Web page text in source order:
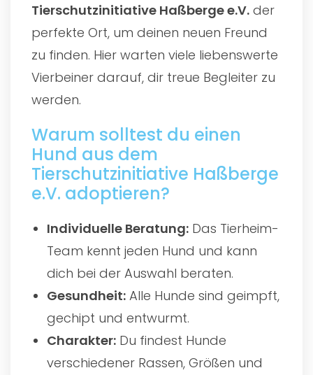
Tierschutzinitiative Haßberge e.V. der
perfekte Ort, um deinen neuen Freund
zu finden. Hier warten viele liebenswerte
Vierbeiner darauf, dir treue Begleiter zu
werden.
Warum solltest du einen
Hund aus dem
Tierschutzinitiative Haßberge
e.V. adoptieren?
Individuelle Beratung: Das Tierheim-
Team kennt jeden Hund und kann
dich bei der Auswahl beraten.
Gesundheit: Alle Hunde sind geimpft,
gechipt und entwurmt.
Charakter: Du findest Hunde
verschiedener Rassen, Größen und